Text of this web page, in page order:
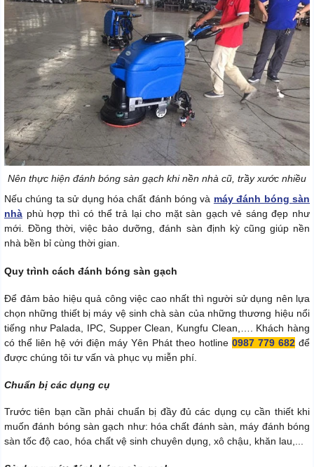
Nên thực hiện đánh bóng sàn gạch khi nền nhà cũ, trầy xước nhiều
Nếu chúng ta sử dụng hóa chất đánh bóng và máy đánh bóng sàn
nhà phù hợp thì có thể trả lại cho mặt sàn gạch vẻ sáng đẹp như
mới. Đồng thời, việc bảo dưỡng, đánh sàn định kỳ cũng giúp nền
nhà bền bỉ cùng thời gian.
Quy trình cách đánh bóng sàn gạch
Để đảm bảo hiệu quả công việc cao nhất thì người sử dụng nên lựa
chọn những thiết bị máy vệ sinh chà sàn của những thương hiệu nổi
tiếng như Palada, IPC, Supper Clean, Kungfu Clean,…. Khách hàng
có thể liên hệ với điện máy Yên Phát theo hotline 0987 779 682 để
được chúng tôi tư vấn và phục vụ miễn phí.
Chuẩn bị các dụng cụ
Trước tiên bạn cần phải chuẩn bị đầy đủ các dụng cụ cần thiết khi
muốn đánh bóng sàn gạch như: hóa chất đánh sàn, máy đánh bóng
sàn tốc độ cao, hóa chất vệ sinh chuyên dụng, xô chậu, khăn lau,...